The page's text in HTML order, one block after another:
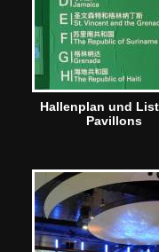
Hallenplan und
Pavillons